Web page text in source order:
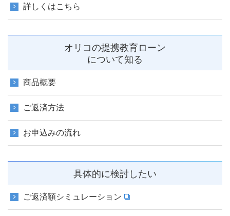
詳しくはこちら
オリコの提携教育ローン
について知る
商品概要
ご返済方法
お申込みの流れ
具体的に検討したい
ご返済額シミュレーション